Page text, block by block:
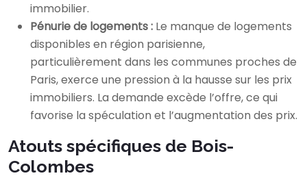
immobilier.
Pénurie de logements : Le manque de logements
disponibles en région parisienne,
particulièrement dans les communes proches de
Paris, exerce une pression à la hausse sur les prix
immobiliers. La demande excède l’offre, ce qui
favorise la spéculation et l’augmentation des prix.
Atouts spécifiques de Bois-
Colombes